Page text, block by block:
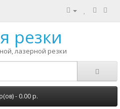
резки
лазерной резки
- 0.00 р.